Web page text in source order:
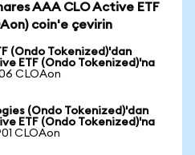
AAA CLO Active ETF
coin'e çevirin
(Ondo Tokenized)'dan
ETF (Ondo Tokenized)'na
CLOAon
(Ondo Tokenized)'dan
ETF (Ondo Tokenized)'na
CLOAon